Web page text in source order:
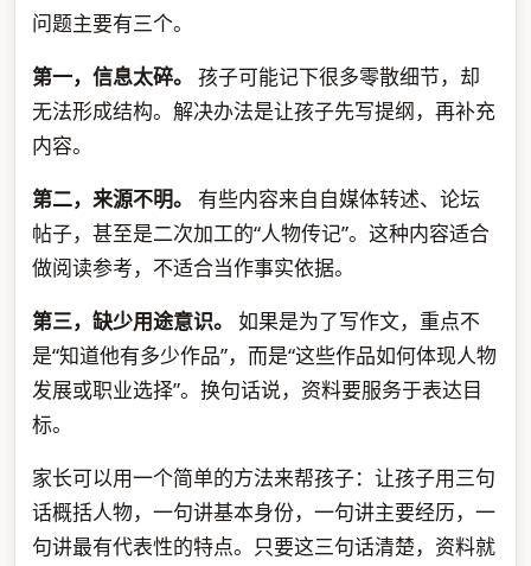
问题主要有三个。
第一，信息太碎。
孩子可能记下很多零散细节，却
无法形成结构。解决办法是让孩子先写提纲，再补充
内容。
第二，来源不明。
有些内容来自自媒体转述、论坛
帖子，甚至是二次加工的“人物传记”。这种内容适合
做阅读参考，不适合当作事实依据。
第三，缺少用途意识。
如果是为了写作文，重点不
是“知道他有多少作品”，而是“这些作品如何体现人物
发展或职业选择”。换句话说，资料要服务于表达目
标。
家长可以用一个简单的方法来帮孩子：让孩子用三句
话概括人物，一句讲基本身份，一句讲主要经历，一
句讲最有代表性的特点。只要这三句话清楚，资料就